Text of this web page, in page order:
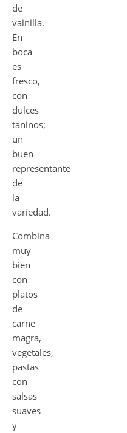
de
vainilla.
En
boca
es
fresco,
con
dulces
taninos;
un
buen
representante
de
la
variedad.
Combina
muy
bien
con
platos
de
carne
magra,
vegetales,
pastas
con
salsas
suaves
y